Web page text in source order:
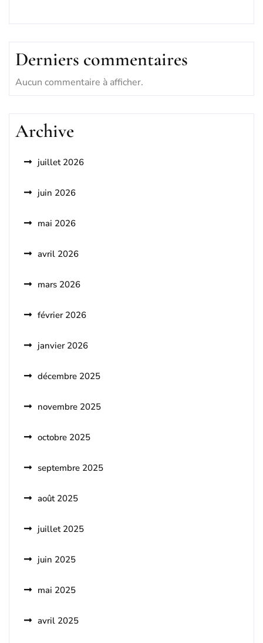
Derniers commentaires
Aucun commentaire à afficher.
Archive
juillet 2026
juin 2026
mai 2026
avril 2026
mars 2026
février 2026
janvier 2026
décembre 2025
novembre 2025
octobre 2025
septembre 2025
août 2025
juillet 2025
juin 2025
mai 2025
avril 2025